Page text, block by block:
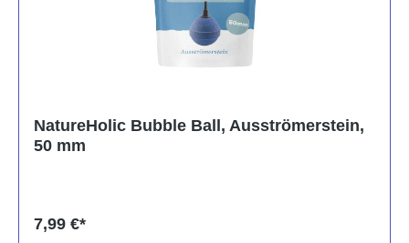
NatureHolic Bubble Ball, Ausströmerstein,
50 mm
7,99 €*